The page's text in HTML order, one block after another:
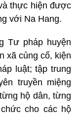
thực hiện được
với Na Hang.
Tư pháp huyện
xã củng cố, kiện
luật; tập trung
truyền miệng
hộ dân, từng
cho các hộ